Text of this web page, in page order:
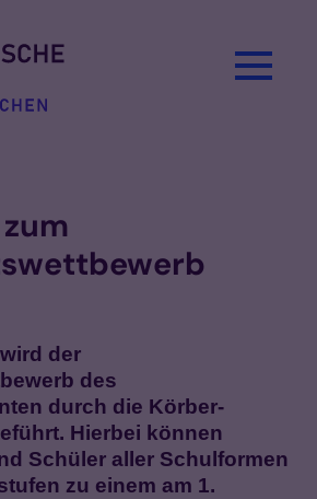
der
des
durch die Körber-
Hierbei können
Schüler aller Schulformen
zu einem am 1.